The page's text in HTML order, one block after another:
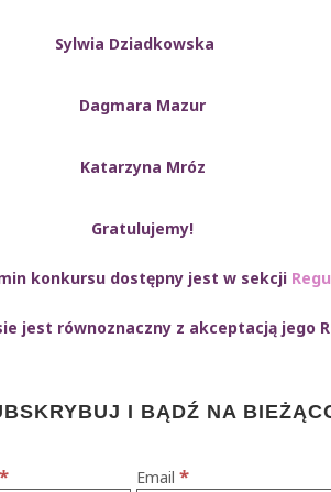
Sylwia Dziadkowska
Dagmara Mazur
Katarzyna Mróz
Gratulujemy!
konkursu dostępny jest w sekcji
jest równoznaczny z akceptacją jego
I BĄDŹ NA
* Email*